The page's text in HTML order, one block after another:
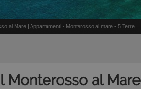
al Mare | Appartamenti - Monterosso al mare - 5 Terre
Monterosso al Mare